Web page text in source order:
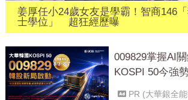
姜厚任小24歲女友是學霸！智商146
士學位」 超狂經歷曝
009829掌握AI
KOSPI 50今強
PR (大華銀全